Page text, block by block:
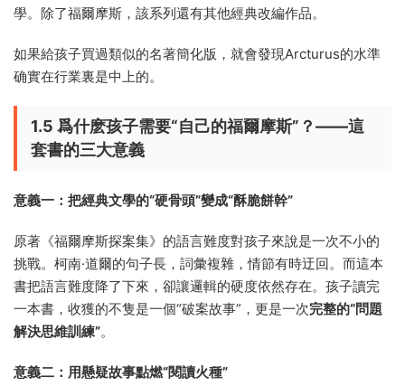
學。除了福爾摩斯，該系列還有其他經典改編作品。
如果給孩子買過類似的名著簡化版，就會發現Arcturus的水準
确實在行業裏是中上的。
1.5 爲什麽孩子需要“自己的福爾摩斯”？——這
套書的三大意義
意義一：把經典文學的“硬骨頭”變成“酥脆餅幹”
原著《福爾摩斯探案集》的語言難度對孩子來說是一次不小的
挑戰。柯南·道爾的句子長，詞彙複雜，情節有時迂回。而這本
書把語言難度降了下來，卻讓邏輯的硬度依然存在。孩子讀完
一本書，收獲的不隻是一個“破案故事”，更是一次完整的“問題
解決思維訓練”。
意義二：用懸疑故事點燃“閱讀火種”